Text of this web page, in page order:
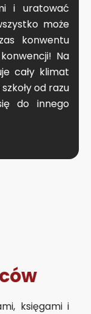
i uratować
może
konwentu
Na
cały klimat
od razu
do innego
księgami i